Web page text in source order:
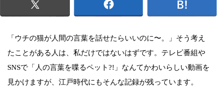
「ウチの猫が人間の言葉を話せたらいいのに〜。」そう考え
たことがある人は、私だけではないはずです。テレビ番組や
SNSで「人の言葉を喋るペット?!」なんてかわいらしい動画を
見かけますが、江戸時代にもそんな記録が残っています。